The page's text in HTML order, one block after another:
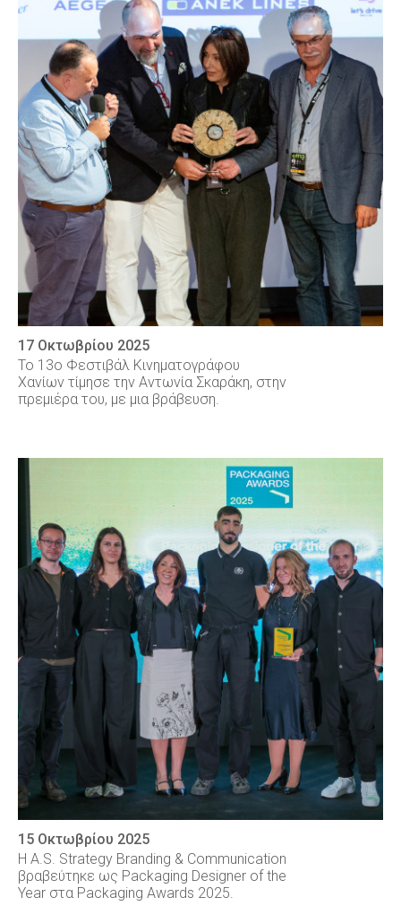
17 Οκτωβρίου 2025
Το 13ο Φεστιβάλ Κινηματογράφου
Χανίων τίμησε την Αντωνία Σκαράκη, στην
πρεμιέρα του, με μια βράβευση.
15 Οκτωβρίου 2025
Η A.S. Strategy Branding & Communication
βραβεύτηκε ως Packaging Designer of the
Year στα Packaging Awards 2025.